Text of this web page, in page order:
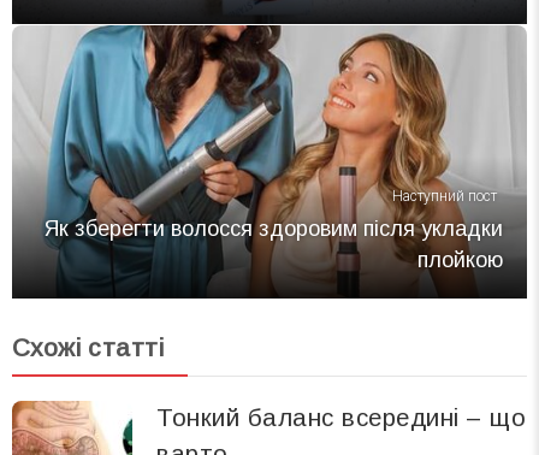
Наступний пост
Як зберегти волосся здоровим після укладки
плойкою
Схожі статті
Тонкий баланс всередині – що